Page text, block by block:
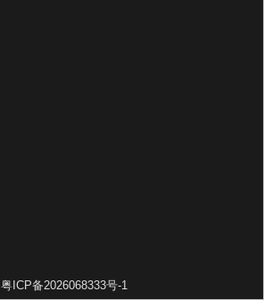
粤ICP备2026068333号-1